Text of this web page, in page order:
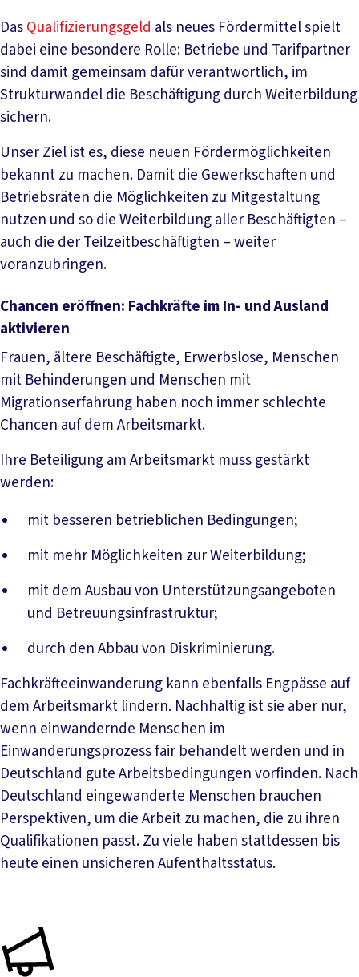
DasQualifizierungsgeld als neues Fördermittel spielt
dabei eine besondere Rolle: Betriebe und Tarifpartner
sind damit gemeinsam dafür verantwortlich, im
Strukturwandel die Beschäftigung durch Weiterbildung
sichern.
Unser Ziel ist es, diese neuen Fördermöglichkeiten
bekannt zu machen. Damit die Gewerkschaften und
Betriebsräten die Möglichkeiten zu Mitgestaltung
nutzen und so die Weiterbildung aller Beschäftigten –
auch die der Teilzeitbeschäftigten – weiter
voranzubringen.
Chancen eröffnen: Fachkräfte im In- und Ausland
aktivieren
Frauen, ältere Beschäftigte, Erwerbslose, Menschen
mit Behinderungen und Menschen mit
Migrationserfahrung haben noch immer schlechte
Chancen auf dem Arbeitsmarkt.
Ihre Beteiligung am Arbeitsmarkt muss gestärkt
werden:
mit besseren betrieblichen Bedingungen;
mit mehr Möglichkeiten zur Weiterbildung;
mit dem Ausbau von Unterstützungsangeboten
und Betreuungsinfrastruktur;
durch den Abbau von Diskriminierung.
Fachkräfteeinwanderung kann ebenfalls Engpässe auf
dem Arbeitsmarkt lindern. Nachhaltig ist sie aber nur,
wenn einwandernde Menschen im
Einwanderungsprozess fair behandelt werden und in
Deutschland gute Arbeitsbedingungen vorfinden. Nach
Deutschland eingewanderte Menschen brauchen
Perspektiven, um die Arbeit zu machen, die zu ihren
Qualifikationen passt. Zu viele haben stattdessen bis
heute einen unsicheren Aufenthaltsstatus.